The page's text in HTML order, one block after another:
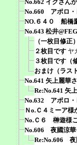
No.662 イクさん
No.660 アポロ・
NO.６４０ 船橋
No.643 松井
（一枚目修正）
２枚目です ヤ
３枚目です（
おまけ（ラス
No.641 矢上麗華
Re:No.641 矢
No.632 アポロ・
Ｎo.Ｃ４ミーア
No.Ｃ６ 榊遊様
No.606 夜國涼華
Re:No.606 夜